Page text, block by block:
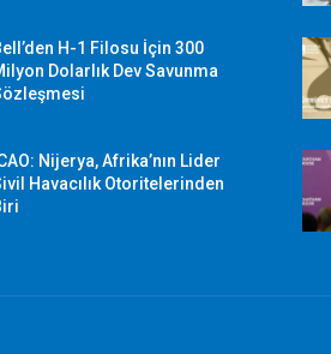
H-1 Filosu İçin 300
Dolarlık Dev Savunma
Nijerya, Afrika’nın Lider
Havacılık Otoritelerinden